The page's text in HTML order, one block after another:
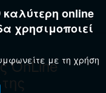
online
χρησιμοποιεί
με τη χρήση
OnLine